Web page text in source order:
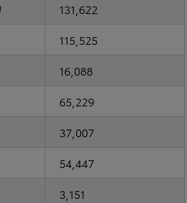
131,622
115,525
16,088
65,229
37,007
54,447
3,151